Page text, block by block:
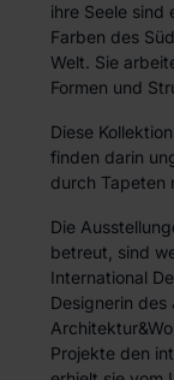
ihre Seele sind
Farben des
Welt. Sie
Formen und
Diese
finden darin
durch Tapeten
Die
betreut, sind
International
Designerin
Projekte den